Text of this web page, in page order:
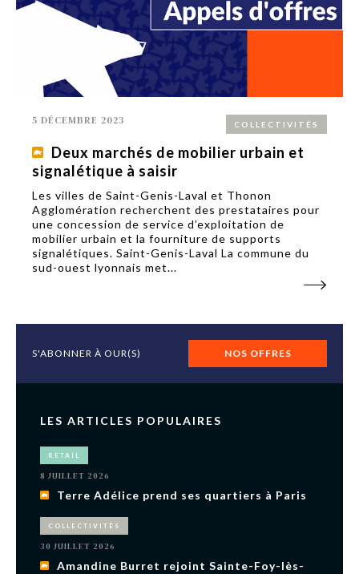
COLLECTIVITÉS
5 DÉCEMBRE 2023
Deux marchés de mobilier urbain et
signalétique à saisir
Les villes de Saint-Genis-Laval et Thonon
Agglomération recherchent des prestataires pour
une concession de service d’exploitation de
mobilier urbain et la fourniture de supports
signalétiques. Saint-Genis-Laval La commune du
sud-ouest lyonnais met...
S'ABONNER À OUR(S) NOS OFFRES
LES ARTICLES POPULAIRES
RETAIL
8 JUILLET 2026
Terre Adélice prend ses quartiers à Paris
COLLECTIVITÉS
30 JUILLET 2026
Amandine Burret rejoint Sainte-Foy-lès-